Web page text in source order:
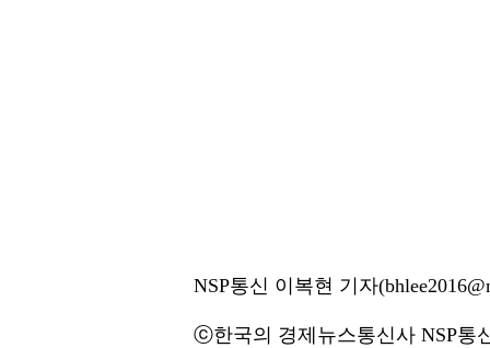
NSP통신 이복현 기자
ⓒ한국의 경제뉴스통신사 NSP통